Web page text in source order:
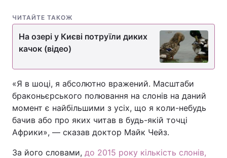
ЧИТАЙТЕ ТАКОЖ
На озері у Києві потруїли диких
качок (відео)
«Я в шоці, я абсолютно вражений. Масштаби
браконьєрського полювання на слонів на даний
момент є найбільшими з усіх, що я коли-небудь
бачив або про яких читав в будь-якій точці
Африки», — сказав доктор Майк Чейз.
За його словами, до 2015 року кількість слонів,